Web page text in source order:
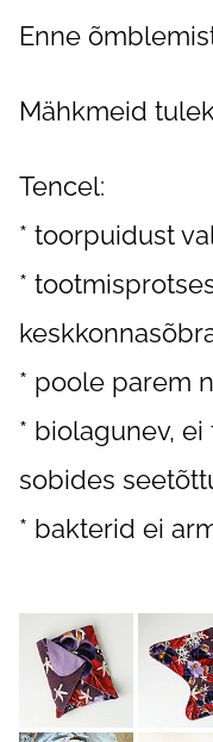
Enne
Mähkmeid
Tencel:
* toorpuidust
*
* poole parem
* biolagunev,
sobides
* bakterid ei